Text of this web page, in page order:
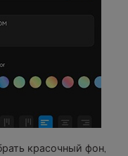
красочный фон,